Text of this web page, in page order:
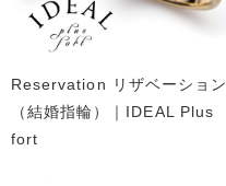
Reservation リザベーション
（結婚指輪）｜IDEAL Plus
fort